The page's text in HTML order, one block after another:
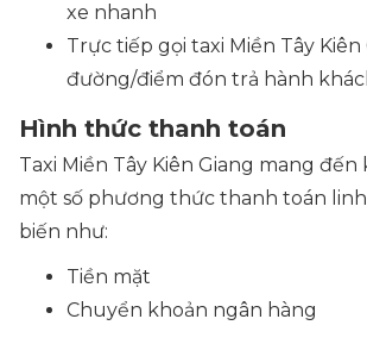
xe nhanh
Trực tiếp gọi taxi Miền Tây
đường/điểm đón trả hành
Hình thức thanh toán
Taxi Miền Tây Kiên Giang mang đến
một số phương thức thanh toán
biến như:
Tiền mặt
Chuyển khoản ngân hàng